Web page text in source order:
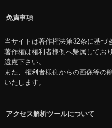
免責事項
当サイトは著作権法第32条に基づ
著作権は権利者様側へ帰属してお
遠慮下さい。
また、権利者様側からの画像等の
いたします。
アクセス解析ツールについて